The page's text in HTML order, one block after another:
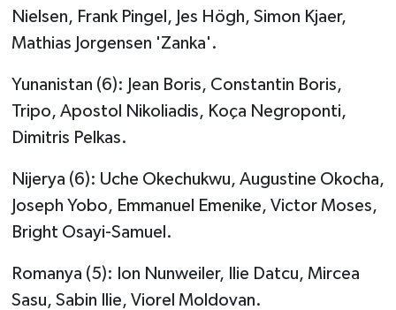
Nielsen, Frank Pingel, Jes Högh, Simon Kjaer,
Mathias Jorgensen 'Zanka'.
Yunanistan (6): Jean Boris, Constantin Boris,
Tripo, Apostol Nikoliadis, Koça Negroponti,
Dimitris Pelkas.
Nijerya (6): Uche Okechukwu, Augustine Okocha,
Joseph Yobo, Emmanuel Emenike, Victor Moses,
Bright Osayi-Samuel.
Romanya (5): Ion Nunweiler, Ilie Datcu, Mircea
Sasu, Sabin Ilie, Viorel Moldovan.